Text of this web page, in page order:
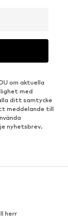
om aktuella
med
ditt samtycke
meddelande till
nyhetsbrev.
herr